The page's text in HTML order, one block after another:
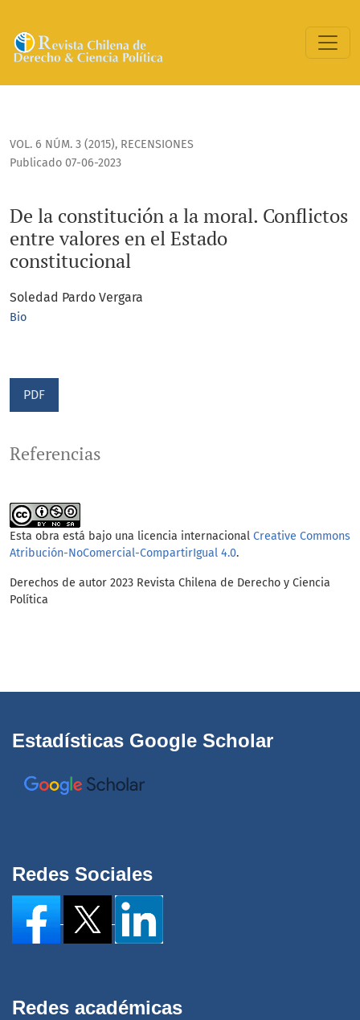
VOL. 6 NÚM. 3 (2015), RECENSIONES
De la constitución a la moral. Conflictos
entre valores en el Estado
constitucional
Publicado 07-06-2023
Soledad Pardo Vergara
Bio
PDF
Referencias
Esta obra está bajo una licencia internacional Creative Commons
Atribución-NoComercial-CompartirIgual 4.0.
Derechos de autor 2023 Revista Chilena de Derecho y Ciencia
Política
Estadísticas Google Scholar
Redes Sociales
Redes académicas